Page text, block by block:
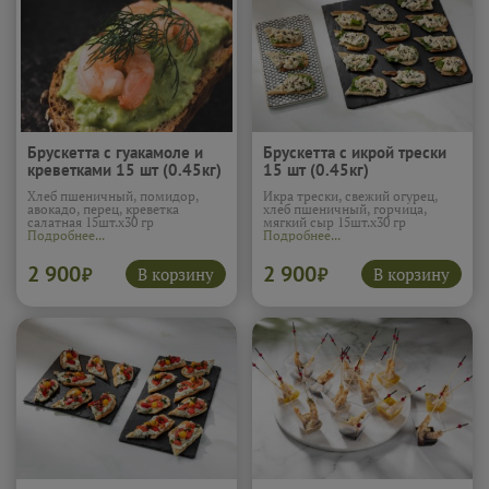
Брускетта с гуакамоле и
креветками 15 шт (0.45кг)
Хлеб пшеничный, помидор,
авокадо, перец, креветка
салатная 15шт.х30 гр
Подробнее...
2 900₽ В корзину
Брускетта с икрой трески
15 шт (0.45кг)
Икра трески, свежий огурец,
хлеб пшеничный, горчица,
мягкий сыр 15шт.х30 гр
Подробнее...
2 900₽ В корзину